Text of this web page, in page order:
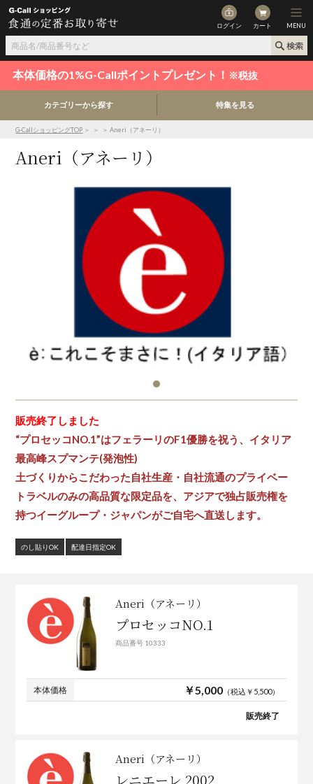
ログイン カート MENU
本体価格の1%G-Callポイントプレゼント！ ※税抜
カテゴリーから探す 特集を見る
G-CallショッピングTOP ＞ ＞ ＞ Aneri（アネーリ）
Aneri（アネーリ）
販売終了しました
“プロセッコNO.1”はフェラーリのF1優勝を祝う、イタリア
最高峰スプマンテ(発泡性)
土づくりからこだわった自社生産・自社流通のプライベー
トラベルのみの高品質な限定品を、アジアで独占販売権を
持つイーグループ・ジャパンがご自宅へ直送します。
のし貼りOK 配達日指定OK
Aneri（アネーリ）
プロセッコNO.1
商品番号 10333
本体価格 ￥5,000（税込￥5,500）
販売終了
Aneri（アネーリ）
レニエーレ 2002